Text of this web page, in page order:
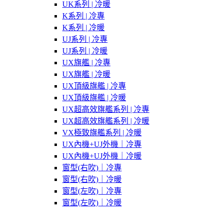
UK系列 | 冷暖
K系列 | 冷專
K系列 | 冷暖
UJ系列 | 冷專
UJ系列 | 冷暖
UX旗艦 | 冷專
UX旗艦 | 冷暖
UX頂級旗艦 | 冷專
UX頂級旗艦 | 冷暖
UX超高效旗艦系列 | 冷專
UX超高效旗艦系列 | 冷暖
VX極致旗艦系列 | 冷暖
UX內機+UJ外機｜冷專
UX內機+UJ外機｜冷暖
窗型(右吹)｜冷專
窗型(右吹)｜冷暖
窗型(左吹)｜冷專
窗型(左吹)｜冷暖